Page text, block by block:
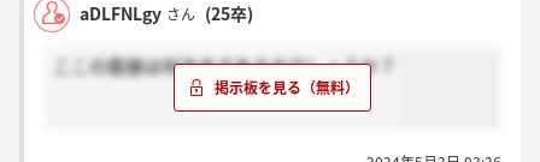
aDLFNLgy さん (25卒)
ここの面接は何次まであるのでしょうか？